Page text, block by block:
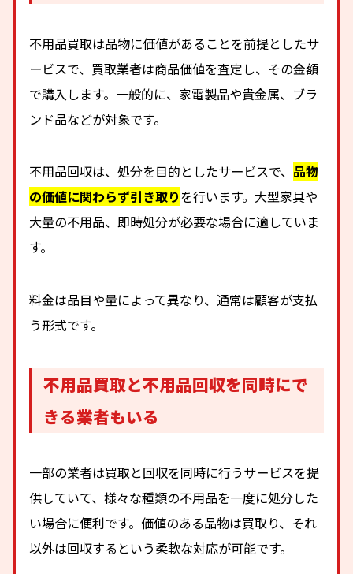
不用品買取は品物に価値があることを前提としたサ
ービスで、買取業者は商品価値を査定し、その金額
で購入します。一般的に、家電製品や貴金属、ブラ
ンド品などが対象です。
不用品回収は、処分を目的としたサービスで、 品物
の価値に関わらず引き取りを行います。大型家具や
大量の不用品、即時処分が必要な場合に適していま
す。
料金は品目や量によって異なり、通常は顧客が支払
う形式です。
不用品買取と不用品回収を同時にで
きる業者もいる
一部の業者は買取と回収を同時に行うサービスを提
供していて、様々な種類の不用品を一度に処分した
い場合に便利です。価値のある品物は買取り、それ
以外は回収するという柔軟な対応が可能です。